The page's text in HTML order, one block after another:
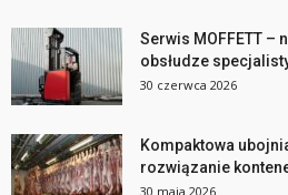
Serwis MOFFETT –
obsłudze
30 czerwca 2026
Kompaktowa
rozwiązanie
30 maja 2026